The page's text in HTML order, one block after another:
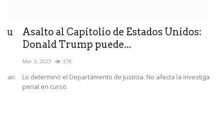
Asalto al Capitolio de Estados Unidos:
Donald Trump puede...
Mar 3, 2023 379
Lo determinó el Departamento de Justicia. No afecta la investigación
penal en curso.